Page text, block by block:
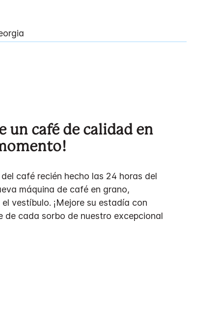
un café de calidad en
café recién hecho las 24 horas del
máquina de café en grano,
vestíbulo. ¡Mejore su estadía con
de cada sorbo de nuestro excepcional